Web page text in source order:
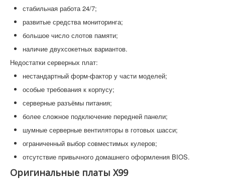
стабильная работа 24/7;
развитые средства мониторинга;
большое число слотов памяти;
наличие двухсокетных вариантов.
Недостатки серверных плат:
нестандартный форм-фактор у части моделей;
особые требования к корпусу;
серверные разъёмы питания;
более сложное подключение передней панели;
шумные серверные вентиляторы в готовых шасси;
ограниченный выбор совместимых кулеров;
отсутствие привычного домашнего оформления BIOS.
Оригинальные платы X99